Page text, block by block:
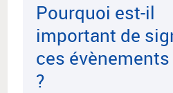
Pourquoi est-il
important de
ces évènements
?